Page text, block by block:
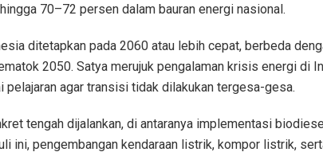
70–72 persen dalam bauran energi nasional.
ditetapkan pada 2060 atau lebih cepat, berbeda
2050. Satya merujuk pengalaman krisis energi di
pelajaran agar transisi tidak dilakukan tergesa-gesa.
tengah dijalankan, di antaranya implementasi
ini, pengembangan kendaraan listrik, kompor listrik,